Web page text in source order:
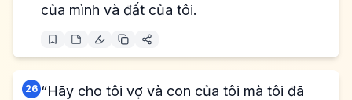
của mình và đất của tôi.
26 “Hãy cho tôi vợ và con của tôi mà tôi đã